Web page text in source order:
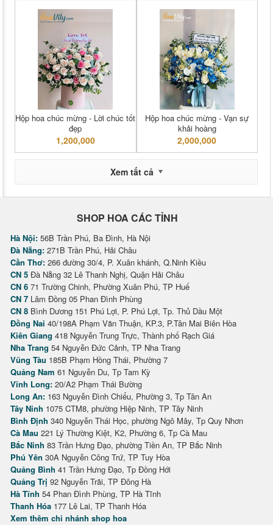
Hộp hoa chúc mừng - Lời chúc tốt
đẹp
1,200,000
Hộp hoa chúc mừng - Vạn sự
khải hoàng
2,000,000
Xem tất cả
SHOP HOA CÁC TỈNH
Hà Nội: 56B Trần Phú, Ba Đình, Hà Nội
Đà Nẵng: 271B Trần Phú, Hải Châu
Cần Thơ: 266 đường 30/4, P. Xuân khánh, Q.Ninh Kiều
CN 5 Đà Nẵng 32 Lê Thanh Nghị, Quận Hải Châu
CN 6 71 Trường Chinh, Phường Xuân Phú, TP Huế
CN 7 Lâm Đồng 05 Phan Đình Phùng
CN 8 Bình Dương 151 Phú Lợi, P. Phú Lợi, Tp. Thủ Dầu Một
Đồng Nai 40/198A Phạm Văn Thuận, KP.3, P.Tân Mai Biên Hòa
Kiên Giang 418 Nguyễn Trung Trực, Thành phố Rạch Giá
Nha Trang 54 Nguyễn Đức Cảnh, TP Nha Trang
Vũng Tàu 185B Phạm Hồng Thái, Phường 7
Quảng Nam 61 Nguyễn Du, Tp Tam Kỳ
Vĩnh Long: 20/A2 Phạm Thái Bường
Long An: 163 Nguyễn Đình Chiểu, Phường 3, Tp Tân An
Tây Ninh 1075 CTM8, phường Hiệp Ninh, TP Tây Ninh
Bình Định 340 Nguyễn Thái Học, phường Ngô Mây, Tp Quy Nhơn
Cà Mau 221 Lý Thường Kiệt, K2, Phường 6, Tp Cà Mau
Bắc Ninh 83 Trần Hưng Đạo, phường Tiền An, TP Bắc Ninh
Phú Yên 30A Nguyễn Công Trứ, TP Tuy Hòa
Quảng Bình 41 Trần Hưng Đạo, Tp Đồng Hới
Quảng Trị 92 Nguyễn Trãi, TP Đông Hà
Hà Tĩnh 54 Phan Đình Phùng, TP Hà Tĩnh
Thanh Hóa 177 Lê Lai, TP Thanh Hóa
Xem thêm chi nhánh shop hoa